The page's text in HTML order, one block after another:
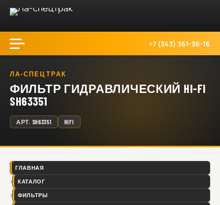
+7 (343) 361-36-16
ЛА-СПЕЦТРАК
ФИЛЬТР ГИДРАВЛИЧЕСКИЙ HI-FI
SH63351
АРТ. SH63351 HIFI
ГЛАВНАЯ
КАТАЛОГ
ФИЛЬТРЫ